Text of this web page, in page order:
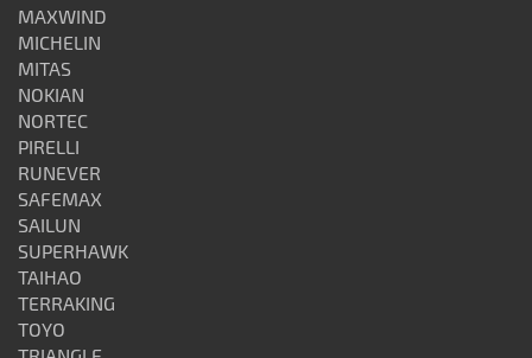
MAXWIND
MICHELIN
MITAS
NOKIAN
NORTEC
PIRELLI
RUNEVER
SAFEMAX
SAILUN
SUPERHAWK
TAIHAO
TERRAKING
TOYO